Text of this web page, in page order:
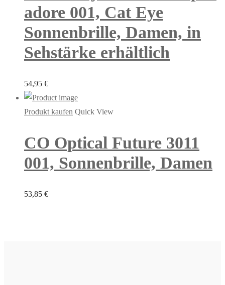
adore 001, Cat Eye
Sonnenbrille, Damen, in
Sehstärke erhältlich
54,95 €
Produkt kaufen Quick View
CO Optical Future 3011
001, Sonnenbrille, Damen
53,85 €